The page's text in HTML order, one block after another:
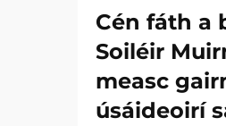
Cén fáth a
Soiléir
measc
úsáideoirí